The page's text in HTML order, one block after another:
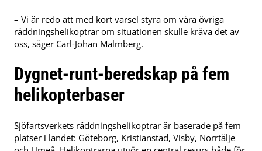
– Vi är redo att med kort varsel styra om våra övriga
räddningshelikoptrar om situationen skulle kräva det av
oss, säger Carl-Johan Malmberg.
Dygnet-runt-beredskap på fem
helikopterbaser
Sjöfartsverkets räddningshelikoptrar är baserade på fem
platser i landet: Göteborg, Kristianstad, Visby, Norrtälje